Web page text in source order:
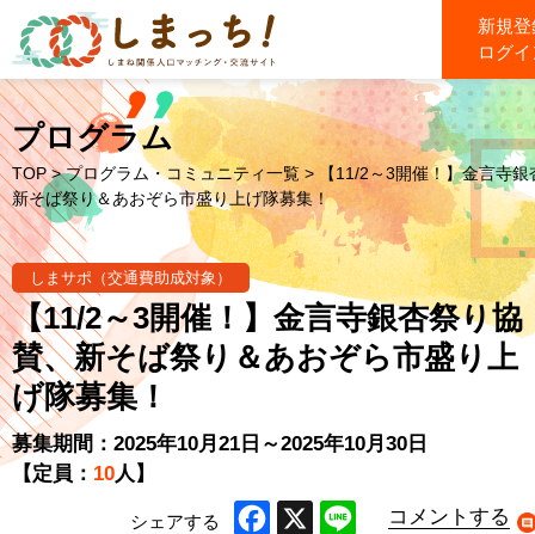
新規
ログ
プログラム
TOP >プログラム・コミュニティ一覧> 【11/2～3開催！】金言寺銀
新そば祭り＆あおぞら市盛り上げ隊募集！
しまサポ（交通費助成対象）
【11/2～3開催！】金言寺銀杏祭り協
賛、新そば祭り＆あおぞら市盛り上
げ隊募集！
募集期間：2025年10月21日～2025年10月30日
【定員： 10人】
シェアする
コメントする